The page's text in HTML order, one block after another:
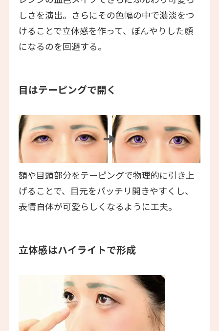
しさを演出。さらにその色幅の中で濃淡をつ
けることで立体感を作って、ぼんやりした顔
になるのを回避する。
目はテーピングで開く
額や目頭部分をテーピングで物理的に引き上
げることで、目元をパッチリ開きやすくし、
表情自体が可愛らしくなるように工夫。
立体感はハイライトで形成